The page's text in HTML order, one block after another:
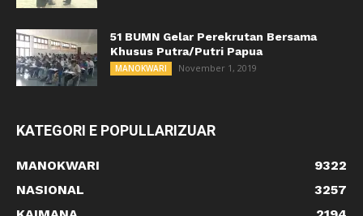
51 BUMN Gelar Perekrutan Bersama
Khusus Putra/Putri Papua
MANOKWARI November 1, 2019
KATEGORI E POPULLARIZUAR
MANOKWARI
9322
NASIONAL
3257